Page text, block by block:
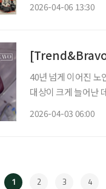
2026-04-06 13:30
[Trend&Bravo]
40년 넘게 이어진 노
대상이 크게 늘어난
2026-04-03 06:00
1 2 3 4